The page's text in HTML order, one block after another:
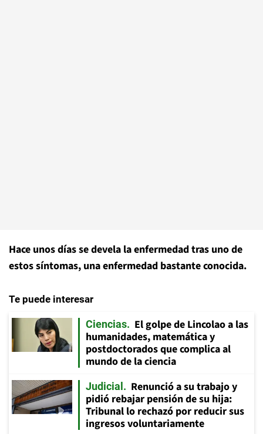
Hace unos días se devela la enfermedad tras uno de
estos síntomas, una enfermedad bastante conocida.
Te puede interesar
Ciencias
El golpe de Lincolao a las
humanidades, matemática y
postdoctorados que complica al
mundo de la ciencia
Judicial
Renunció a su trabajo y
pidió rebajar pensión de su hija:
Tribunal lo rechazó por reducir sus
ingresos voluntariamente